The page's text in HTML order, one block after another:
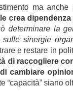
ma
crea
la
sinergie
e restare in
di raccogliere
cambiare
“capacità” siano